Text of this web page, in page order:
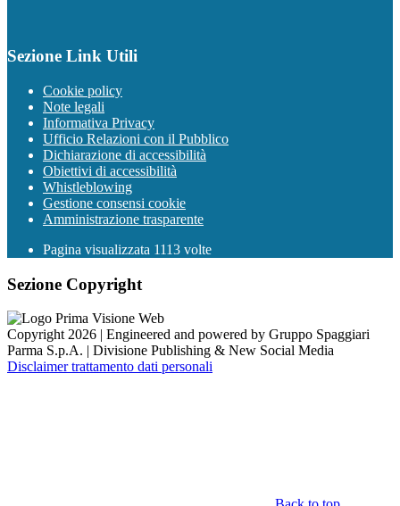
Sezione Link Utili
Cookie policy
Note legali
Informativa Privacy
Ufficio Relazioni con il Pubblico
Dichiarazione di accessibilità
Obiettivi di accessibilità
Whistleblowing
Gestione consensi cookie
Amministrazione trasparente
Pagina visualizzata 1113 volte
Sezione Copyright
Copyright 2026 | Engineered and powered by Gruppo Spaggiari
Parma S.p.A. | Divisione Publishing & New Social Media
Disclaimer trattamento dati personali